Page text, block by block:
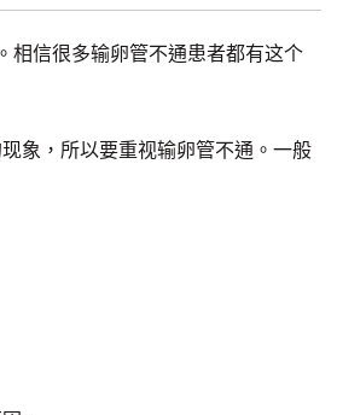
信很多输卵管不通患者都有这个
象，所以要重视输卵管不通。一般